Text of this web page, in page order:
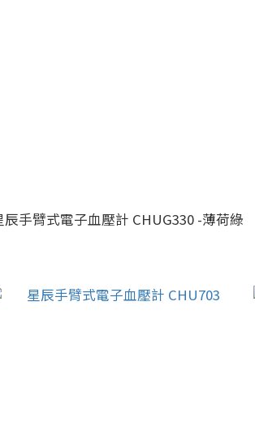
辰手臂式電子血壓計 CHUG330 -薄荷綠